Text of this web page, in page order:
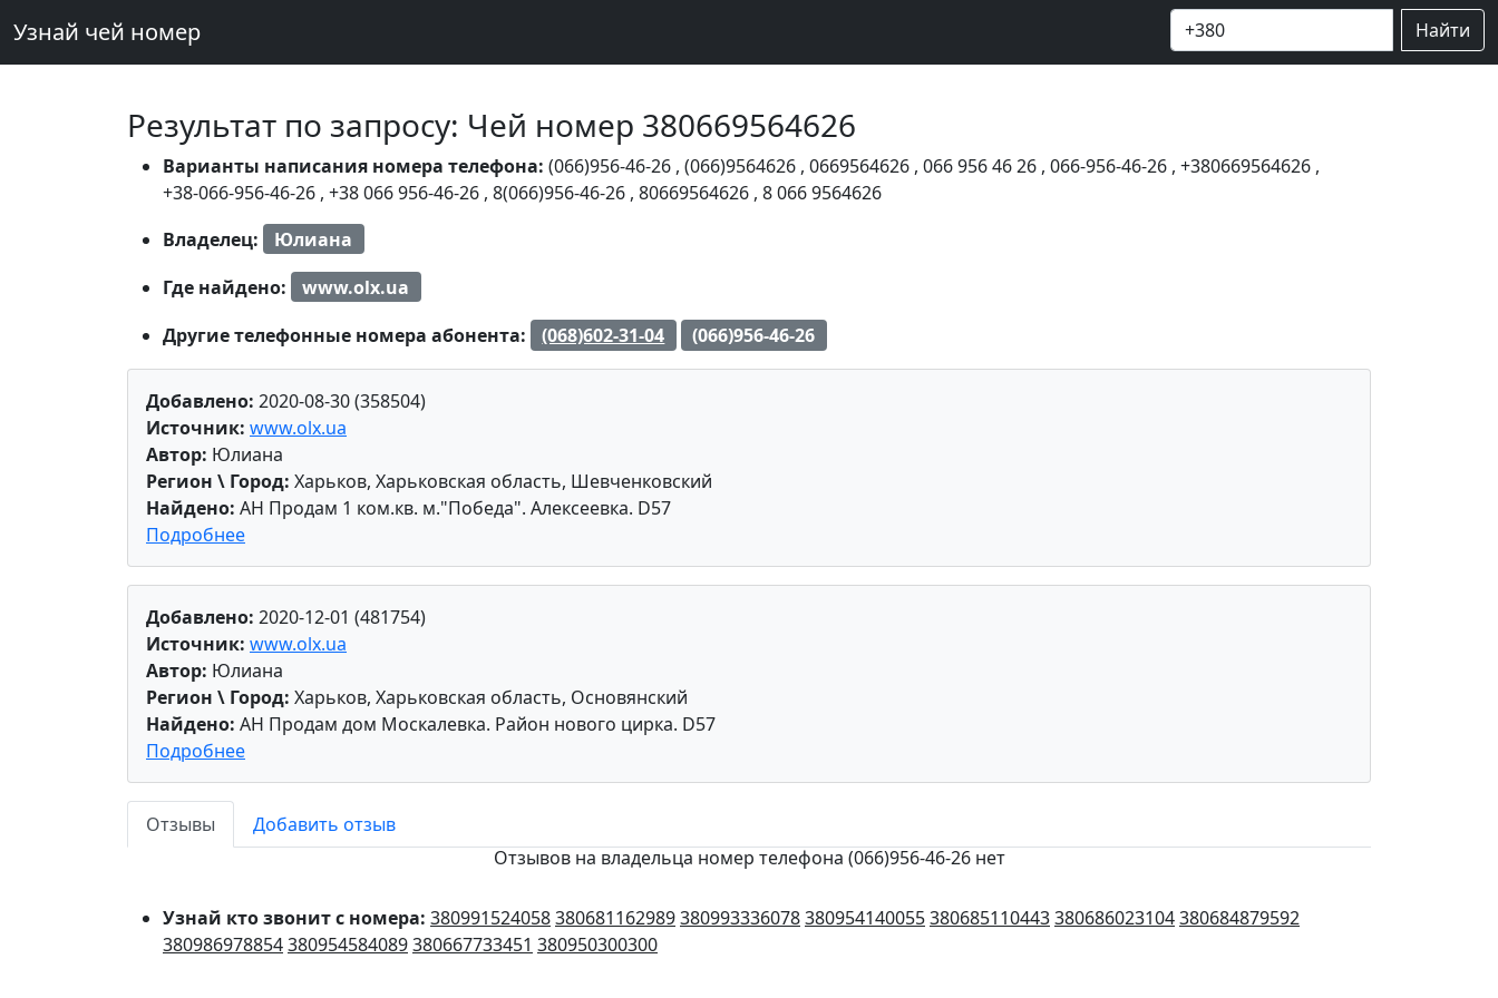
Узнай чей номер Найти
Результат по запросу: Чей номер 380669564626
Варианты написания номера телефона: (066)956-46-26 , (066)9564626 , 0669564626 , 066 956 46 26 , 066-956-46-26 , +380669564626 ,
+38-066-956-46-26 , +38 066 956-46-26 , 8(066)956-46-26 , 80669564626 , 8 066 9564626
Владелец:
Юлиана
Где найдено:
www.olx.ua
Другие телефонные номера абонента:
(068)602-31-04 (066)956-46-26
Добавлено: 2020-08-30 (358504)
Источник: www.olx.ua
Автор: Юлиана
Регион \ Город: Харьков, Харьковская область, Шевченковский
Найдено: АН Продам 1 ком.кв. м."Победа". Алексеевка. D57
Подробнее
Добавлено: 2020-12-01 (481754)
Источник: www.olx.ua
Автор: Юлиана
Регион \ Город: Харьков, Харьковская область, Основянский
Найдено: АН Продам дом Москалевка. Район нового цирка. D57
Подробнее
Отзывы
Добавить отзыв
Отзывов на владельца номер телефона (066)956-46-26 нет
Узнай кто звонит с номера: 380991524058380681162989380993336078380954140055380685110443380686023104380684879592
380986978854380954584089380667733451 380950300300